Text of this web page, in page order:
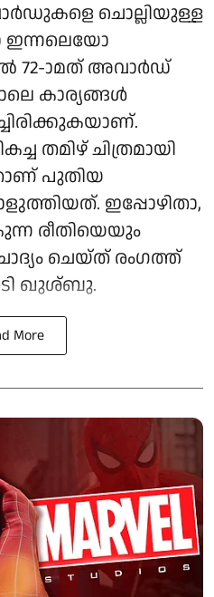
ചൊല്ലിയുള്ള
ഇന്നലെയോ
72-ാമത് അവാർഡ്
കാര്യങ്ങൾ
തമിഴ് ചിത്രമായി
പുതിയ
ഇപ്പോഴിതാ,
രീതിയെയും
ചെയ്ത് രംഗത്ത്
ഖുശ്ബു.
More